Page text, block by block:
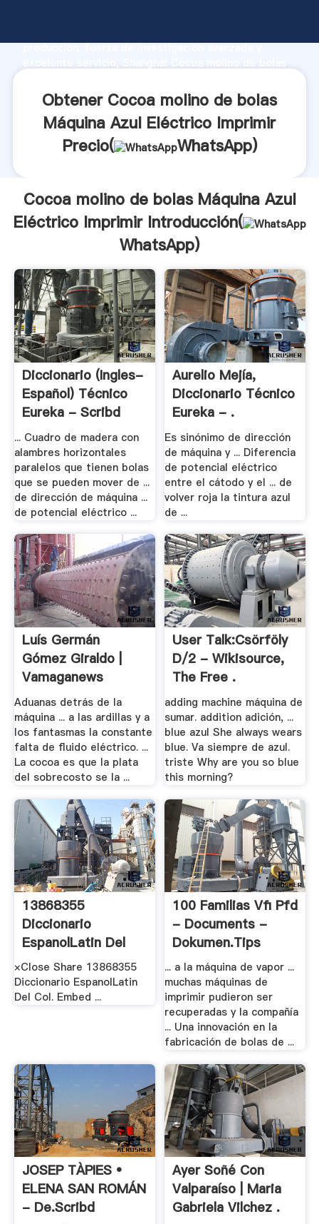
producción, fuerza de investigación avanzada y
valor y aporta valores a todos los clientes.
Obtener Cocoa molino de bolas
Máquina Azul Eléctrico Imprimir
Precio(
WhatsApp)
Cocoa molino de bolas Máquina Azul
Eléctrico Imprimir Introducción(
WhatsApp)
Diccionario (Ingles-
Español) Técnico
Eureka - Scribd
... Cuadro de madera con
alambres horizontales
paralelos que tienen bolas
que se pueden mover de ...
de dirección de máquina ...
de potencial eléctrico ...
Aurelio Mejía,
Diccionario Técnico
Eureka - .
Es sinónimo de dirección
de máquina y ... Diferencia
de potencial eléctrico
entre el cátodo y el ... de
volver roja la tintura azul
de ...
Luís Germán
Gómez Giraldo |
Vamaganews
Aduanas detrás de la
máquina ... a las ardillas y a
los fantasmas la constante
falta de fluido eléctrico. ...
La cocoa es que la plata
del sobrecosto se la ...
User Talk:Csörföly
D/2 - Wikisource,
The Free .
adding machine máquina de
sumar. addition adición, ...
blue azul She always wears
blue. Va siempre de azul.
triste Why are you so blue
this morning?
13868355
Diccionario
EspanolLatin Del
Col - .
×Close Share 13868355
Diccionario EspanolLatin
Del Col. Embed ...
100 Familias Vfi Pfd
- Documents -
Dokumen.tips
... a la máquina de vapor ...
muchas máquinas de
imprimir pudieron ser
recuperadas y la compañía
... Una innovación en la
fabricación de bolas de ...
JOSEP TÀPIES •
ELENA SAN ROMÁN
- De.scribd
Ayer Soñé Con
Valparaíso | Maria
Gabriela Vilchez .